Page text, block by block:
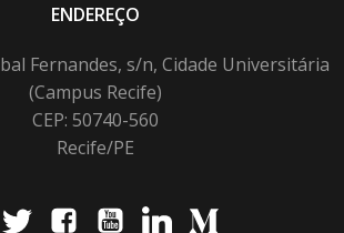
ENDEREÇO
Fernandes, s/n, Cidade Universitária
(Campus Recife)
CEP: 50740-560
Recife/PE